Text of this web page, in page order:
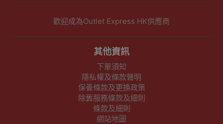
歡迎成為Outlet Express HK供應商
其他資訊
下單須知
隱私權及條款聲明
保養條款及更換政策
除舊服務條款及細則
條款及細則
網站地圖